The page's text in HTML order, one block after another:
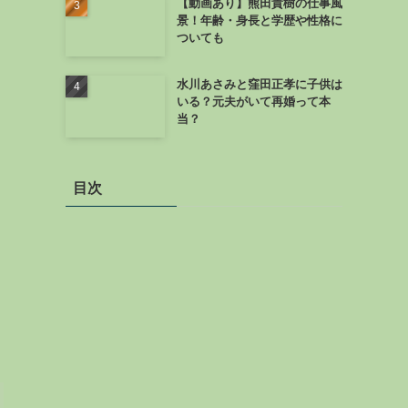
【動画あり】熊田貴樹の仕事風
景！年齢・身長と学歴や性格に
ついても
水川あさみと窪田正孝に子供は
いる？元夫がいて再婚って本
当？
目次